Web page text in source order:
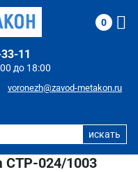
до 18:00
11
voronezh@zavod-metakon.ru
0
СТР-024/1003